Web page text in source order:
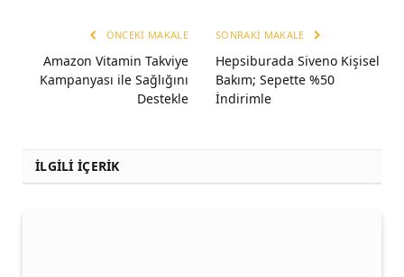
ÖNCEKI MAKALE
Amazon Vitamin Takviye
Kampanyası ile Sağlığını
Destekle
SONRAKI MAKALE
Hepsiburada Siveno Kişisel
Bakım; Sepette %50
İndirimle
İLGİLİ İÇERİK